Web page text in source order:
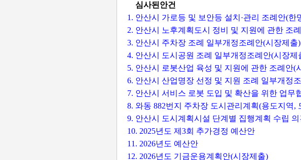
심사된안건
1. 안산시 가로등 및 보안등 설치·관리 조례안(한
2. 안산시 노후계획도시 정비 및 지원에 관한 조
3. 안산시 주차장 조례 일부개정조례안(시장제출)
4. 안산시 도시공원 조례 일부개정조례안(시장제
5. 안산시 로봇산업 육성 및 지원에 관한 조례안(
6. 안산시 산업명장 선정 및 지원 조례 일부개정
7. 안산시 서비스 로봇 도입 및 확산을 위한 업무
8. 와동 882번지 주차장 도시관리계획(용도지역
9. 안산시 도시계획시설 단계별 집행계획 수립
10. 2025년도 제3회 추가경정 예산안
11. 2026년도 예산안
12. 2026년도 기금운용계획안(시장제출)